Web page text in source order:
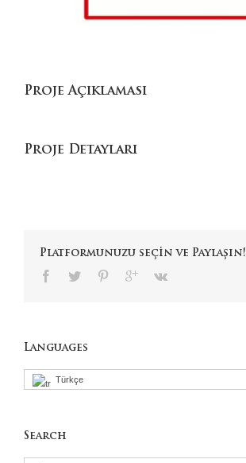
Proje Açıklaması
Proje Detayları
Platformunuzu seçin ve Paylaşın!
Languages
Türkçe
Search